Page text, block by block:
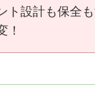
ト設計も保全
！